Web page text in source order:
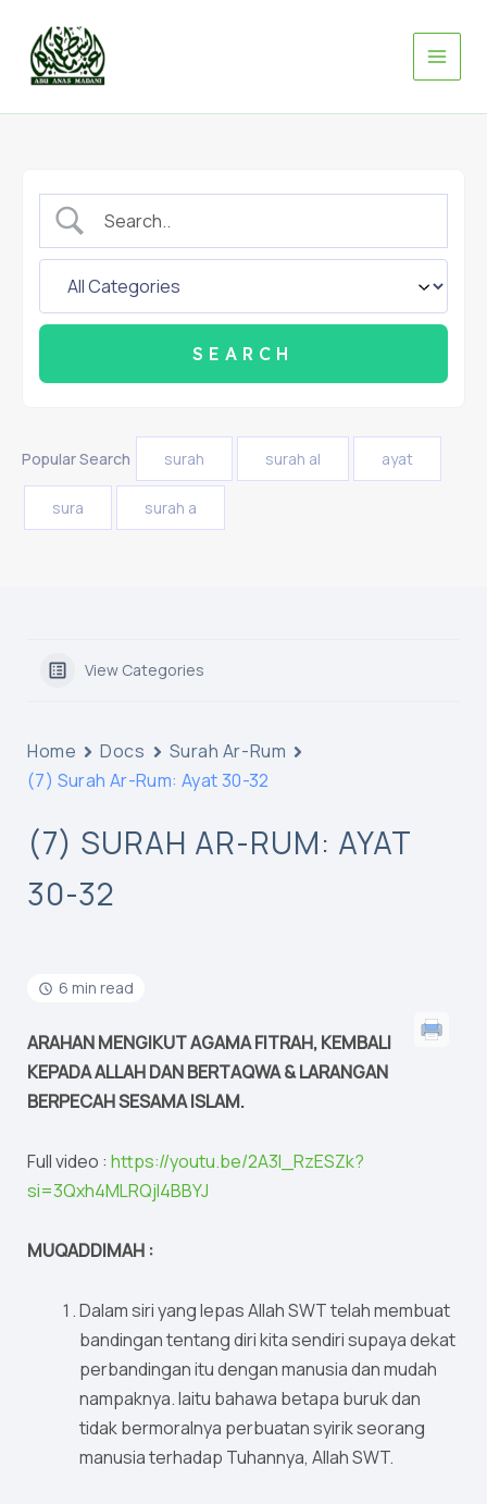
content
Popular Search surah surah al ayat
sura surah a
View Categories
Home Docs
Surah Ar-Rum
(7) Surah Ar-Rum: Ayat 30-32
(7) SURAH AR-RUM: AYAT
30-32
6 min read
ARAHAN MENGIKUT AGAMA FITRAH, KEMBALI
KEPADA ALLAH DAN BERTAQWA & LARANGAN
BERPECAH SESAMA ISLAM.
Full video : https://youtu.be/2A3I_RzESZk?
si=3Qxh4MLRQjI4BBYJ
MUQADDIMAH :
Dalam siri yang lepas Allah SWT telah membuat
bandingan tentang diri kita sendiri supaya dekat
perbandingan itu dengan manusia dan mudah
nampaknya. Iaitu bahawa betapa buruk dan
tidak bermoralnya perbuatan syirik seorang
manusia terhadap Tuhannya, Allah SWT.